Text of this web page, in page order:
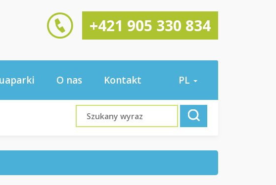
+421 905 330 834
O nas Kontakt PL